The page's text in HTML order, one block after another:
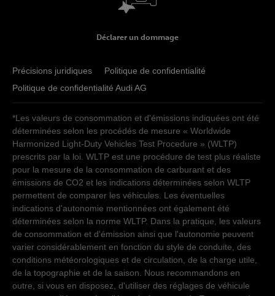
Déclarer un dommage
Précisions juridiques
Politique de confidentialité
Politique de confidentialité Audi AG
*Les valeurs de consommation et d'émissions indiquées ont été
déterminées selon les procédés de mesure « Worldwide
Harmonized Light-Duty Vehicles Test Procedure » (WLTP)
prescrits par la loi. WLTP est une procédure de test plus réaliste
pour la mesure de la consommation de carburant et des
émissions de CO2 et les indications déterminées selon WLTP
permettent de comparer les véhicules. Les éventuelles
indications d'autonomie mentionnées ont également été
déterminées selon la norme WLTP. Dans la pratique, les valeurs
de consommation et d'émission ainsi que l'autonomie peuvent
varier considérablement en fonction du style de conduite, des
conditions météorologiques et de circulation, de la charge utile,
de la topographie et de la saison. Nous recommandons en
outre, si vous en disposez, d'utiliser des réglages de véhicule